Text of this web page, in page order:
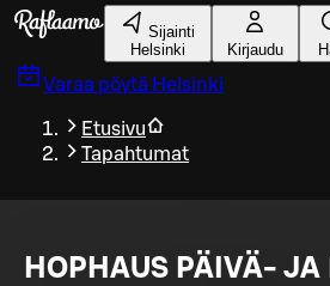
Siirry pääsisältöön
Sijainti
Helsinki
Kirjaudu
Varaa pöytä Helsinki
Etusivu
Tapahtumat
HOPHAUS PÄIVÄ- JA